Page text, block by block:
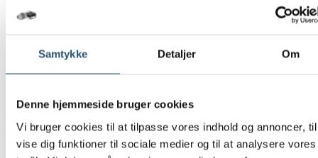
Samtykke Detaljer Om
Denne hjemmeside bruger cookies
Vi bruger cookies til at tilpasse vores indhold og annoncer,
vise dig funktioner til sociale medier og til at analysere vores
har spørgsmål eller brug for hjælp – vi har VVS-autorisation og
VVS døgnvagti hele Danmark.
Vælg*
Privat